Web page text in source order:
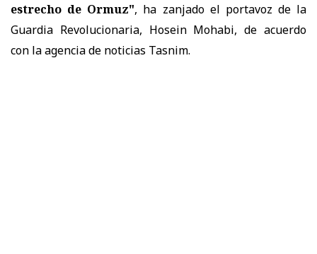
estrecho de Ormuz", ha zanjado el portavoz de la
Guardia Revolucionaria, Hosein Mohabi, de acuerdo
con la agencia de noticias Tasnim.